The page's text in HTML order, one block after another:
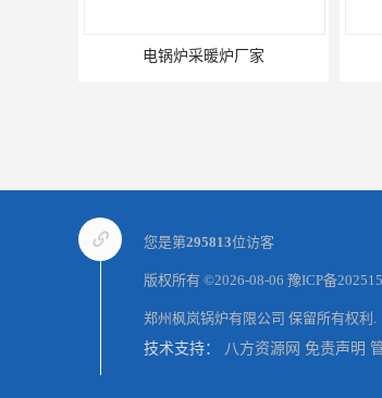
电锅炉采暖炉厂家
养殖真空热水锅炉厂商
您是第295813位访客
版权所有 ©2026-08-06 豫ICP备
郑州枫岚锅炉有限公司 保留所有权利.
技术支持： 八方资源网 免责声明